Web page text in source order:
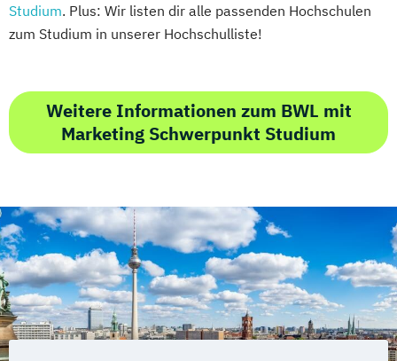
Studium. Plus: Wir listen dir alle passenden Hochschulen
zum Studium in unserer Hochschulliste!
Weitere Informationen zum BWL mit
Marketing Schwerpunkt Studium